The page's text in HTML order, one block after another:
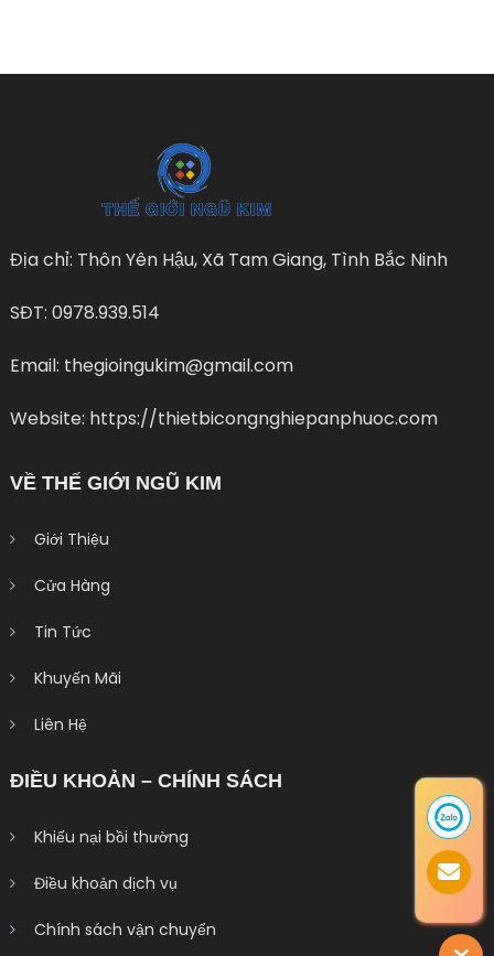
Địa chỉ: Thôn Yên Hậu, Xã Tam Giang, Tình Bắc Ninh
SĐT: 0978.939.514
Email: thegioingukim@gmail.com
Website: https://thietbicongnghiepanphuoc.com
VỀ THẾ GIỚI NGŨ KIM
Giới Thiệu
Cửa Hàng
Tin Tức
Khuyến Mãi
Liên Hệ
ĐIỀU KHOẢN – CHÍNH SÁCH
Khiếu nại bồi thường
Điều khoản dịch vụ
Chính sách vận chuyển